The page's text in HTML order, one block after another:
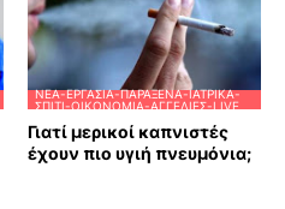
ΝΈΑ-ΕΡΓΑΣΊΑ-ΠΑΡΆΞΕΝΑ-ΙΑΤΡΙΚΆ-
ΣΠΊΤΙ-ΟΙΚΟΝΟΜΊΑ-ΑΓΓΕΛΊΕΣ-LIVE
Γιατί μερικοί καπνιστές
έχουν πιο υγιή πνευμόνια;